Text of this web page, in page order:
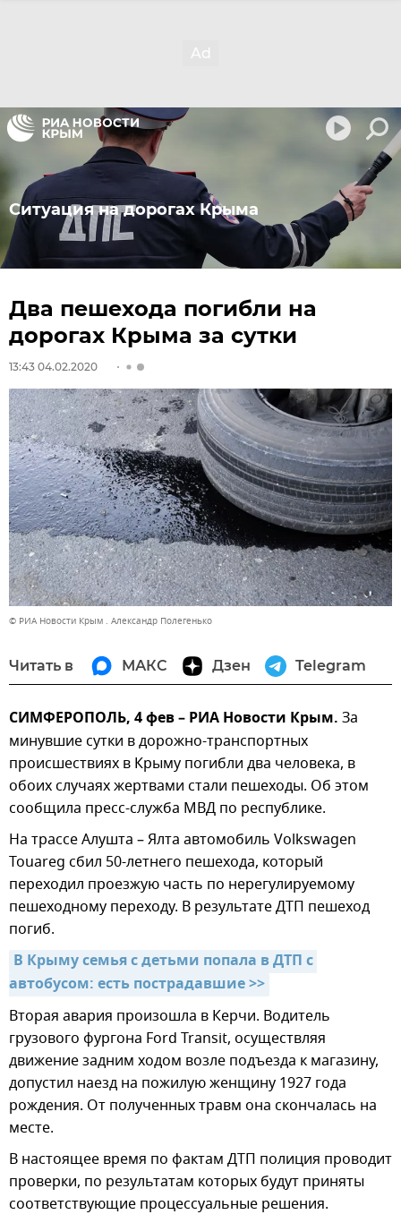
Ситуация на дорогах Крыма
Два пешехода погибли на
дорогах Крыма за сутки
13:43 04.02.2020
© РИА Новости Крым . Александр Полегенько
Читать в МАКС Дзен Telegram
СИМФЕРОПОЛЬ, 4 фев – РИА Новости Крым. За
минувшие сутки в дорожно-транспортных
происшествиях в Крыму погибли два человека, в
обоих случаях жертвами стали пешеходы. Об этом
сообщила пресс-служба МВД по республике.
На трассе Алушта – Ялта автомобиль Volkswagen
Touareg сбил 50-летнего пешехода, который
переходил проезжую часть по нерегулируемому
пешеходному переходу. В результате ДТП пешеход
погиб.
В Крыму семья с детьми попала в ДТП с
автобусом: есть пострадавшие >>
Вторая авария произошла в Керчи. Водитель
грузового фургона Ford Transit, осуществляя
движение задним ходом возле подъезда к магазину,
допустил наезд на пожилую женщину 1927 года
рождения. От полученных травм она скончалась на
месте.
В настоящее время по фактам ДТП полиция проводит
проверки, по результатам которых будут приняты
соответствующие процессуальные решения.